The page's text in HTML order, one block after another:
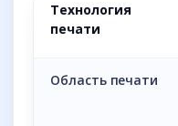
Технология
печати
Область печати